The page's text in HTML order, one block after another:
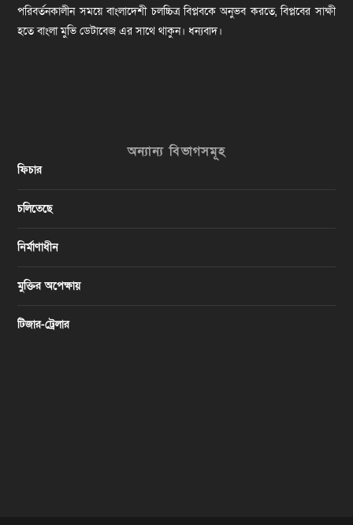
পরিবর্তনকালীন সময়ে বাংলাদেশী চলচ্চিত্র বিপ্লবকে অনুভব করতে, বিপ্লবের সাক্ষী
হতে বাংলা মুভি ডেটাবেজ এর সাথে থাকুন। ধন্যবাদ।
অন্যান্য বিভাগসমূহ
ফিচার
চলিতেছে
নির্মাণাধীন
মুক্তির অপেক্ষায়
টিজার-ট্রেলার